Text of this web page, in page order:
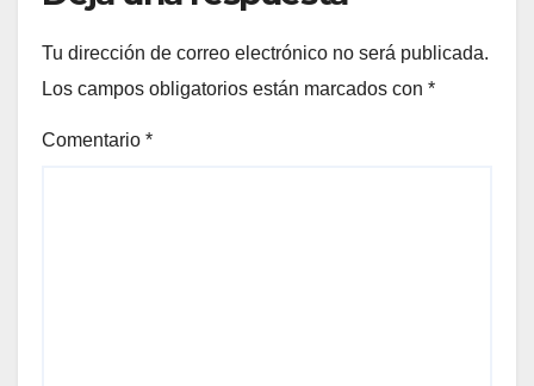
Tu dirección de correo electrónico no será publicada.
Los campos obligatorios están marcados con *
Comentario *